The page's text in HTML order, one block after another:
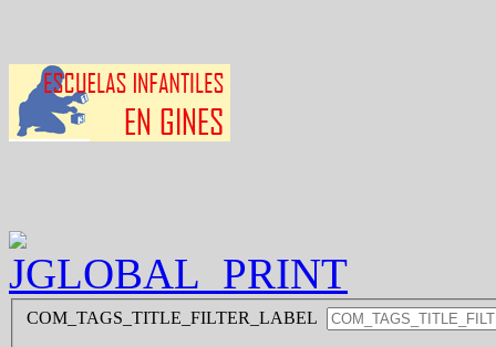
COM_TAGS_TITLE_FILTER_LABEL